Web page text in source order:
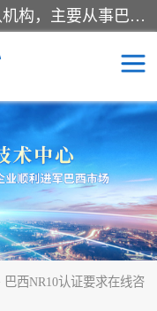
*是一家的测试、评估、检查与认机构，主要从事巴西NR10认证、NR12认证、NR13认证；ANATEL认证、INMTRO认证，欧盟CE认证：MD认证，PED认证，MID认证，ATEX认证，德国蓝色天使认证。
巴西NR10认证要求在线咨
认证
认证
NR认证
认证